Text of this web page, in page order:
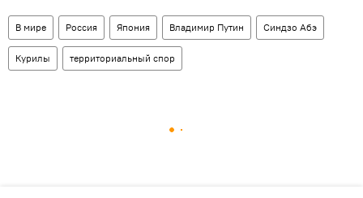
В мире Россия Япония Владимир Путин Синдзо Абэ
Курилы территориальный спор